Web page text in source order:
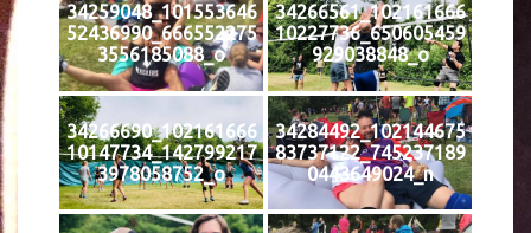
34259048_101553646
52436990_666552275
3556185088_o
34266561_102161666
10227736_650605459
929038848_o
34266690_102161666
10147734_142799217
3978058752_o
34284492_102144675
83737122_745237189
0443649024_n